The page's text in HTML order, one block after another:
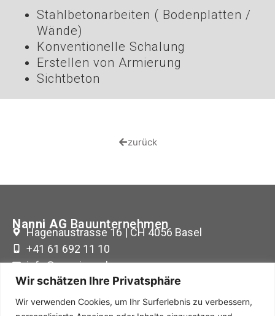
Wir schätzen Ihre Privatsphäre
Wir verwenden Cookies, um Ihr Surferlebnis zu verbessern,
Stahlbetonarbeiten ( Bodenplatten /
Wände)
Konventionelle Schalung
Erstellen von Armierung
Sichtbeton
zurück
Nanni AG Bauunternehmen
Hagenaustrasse 16 | CH 4056 Basel
+41 61 692 11 10
info@nanni-ag.ch
Büro-Öffnungszeiten: